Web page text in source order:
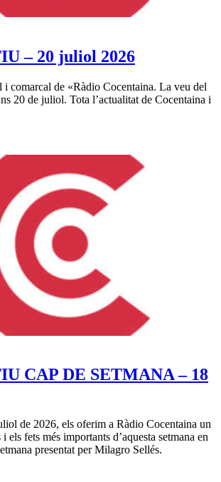
– 20 juliol 2026
comarcal de «Ràdio Cocentaina. La veu del
20 de juliol. Tota l’actualitat de Cocentaina i
CAP DE SETMANA – 18
de 2026, els oferim a Ràdio Cocentaina un
els fets més importants d’aquesta setmana en
presentat per Milagro Sellés.